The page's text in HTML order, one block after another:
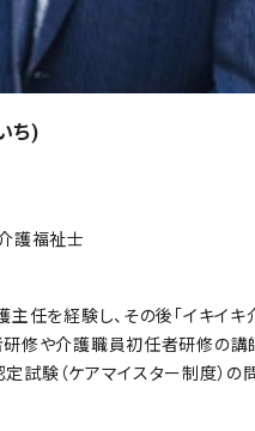
ち)
護福祉士
任を経験し、その後「イキイ
修や介護職員初任者研修の講
試験（ケアマイスター制度）の